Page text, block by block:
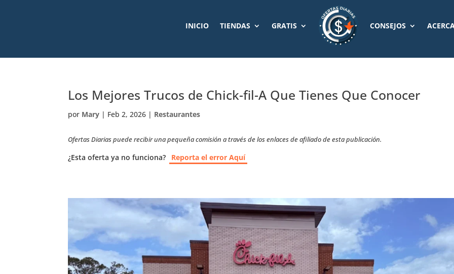
INICIO TIENDAS GRATIS CONSEJOS
Los Mejores Trucos de Chick-fil-A Que Tienes Que Conocer
por Mary | Feb 2, 2026 | Restaurantes
Ofertas Diarias puede recibir una pequeña comisión a través de los enlaces de afiliado de esta publicación.
¿Esta oferta ya no funciona? Reporta el error Aquí